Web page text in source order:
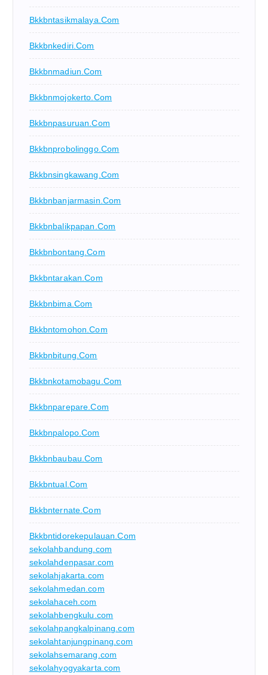
Bkkbntasikmalaya.com
Bkkbnkediri.com
Bkkbnmadiun.com
Bkkbnmojokerto.com
Bkkbnpasuruan.com
Bkkbnprobolinggo.com
Bkkbnsingkawang.com
Bkkbnbanjarmasin.com
Bkkbnbalikpapan.com
Bkkbnbontang.com
Bkkbntarakan.com
Bkkbnbima.com
Bkkbntomohon.com
Bkkbnbitung.com
Bkkbnkotamobagu.com
Bkkbnparepare.com
Bkkbnpalopo.com
Bkkbnbaubau.com
Bkkbntual.com
Bkkbnternate.com
Bkkbntidorekepulauan.com
sekolahbandung.com
sekolahdenpasar.com
sekolahjakarta.com
sekolahmedan.com
sekolahaceh.com
sekolahbengkulu.com
sekolahpangkalpinang.com
sekolahtanjungpinang.com
sekolahsemarang.com
sekolahyogyakarta.com